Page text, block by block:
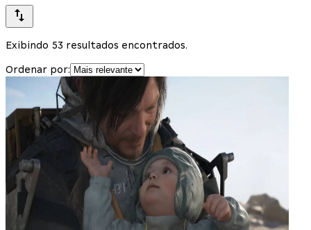
Exibindo 53 resultados encontrados.
Ordenar por: